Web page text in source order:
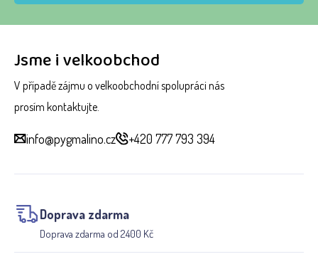
Jsme i velkoobchod
V případě zájmu o velkoobchodní spolupráci nás
prosím kontaktujte.
info@pygmalino.cz +420 777 793 394
Doprava zdarma
Doprava zdarma od 2400 Kč